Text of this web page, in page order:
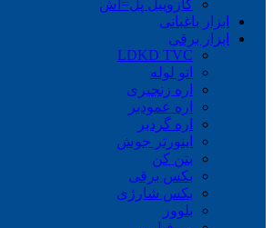
گازوییل پل=اش
ابزار باغبانی
ابزار برقی
LDKD TVC
اتو لوله
اره زنجیری
اره عمودبر
اره گردبر
اینورتر جوش
بتن کن
بکس برقی
بکس شارژی
بلوور